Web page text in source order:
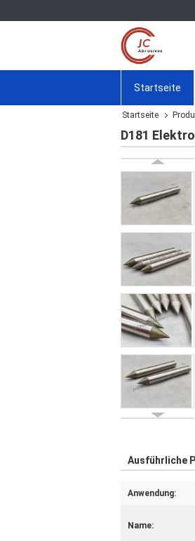
Startseite
Startseite
D181
Ausführliche
Anwendung:
Name: